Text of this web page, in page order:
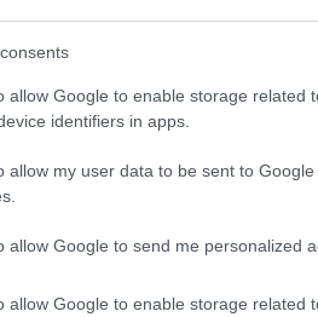
allow Google to enable storage related
identifiers in apps.
allow my user data to be sent to
allow Google to send me personalized
allow Google to enable storage related
un outfit la percezione di
ha riconquistato il suo posto
in chiave moderna e fresca.
un outfit che non solo
In un mondo in cui
avere una visione chiara e
i presenti e dei fan a casa.